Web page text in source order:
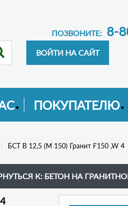
ПОЗВОНИТЕ: 8-
ПОКУПАТЕЛЮ
БСТ В 12,5 (М 150) Гранит F150 ,W 4
К: БЕТОН НА